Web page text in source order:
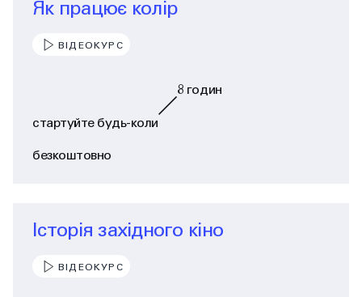
Як працює колір
ВІДЕОКУРС
стартуйте будь-коли
8 годин
безкоштовно
Історія західного кіно
ВІДЕОКУРС